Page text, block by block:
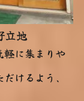
立地
軽に集まりや
けるよう、